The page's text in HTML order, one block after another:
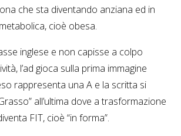
che sta diventando anziana ed in
cioè obesa.
inglese e non capisse a colpo
l’ad gioca sulla prima immagine
rappresenta una A e la scritta si
all’ultima dove a trasformazione
FIT, cioè “in forma”.